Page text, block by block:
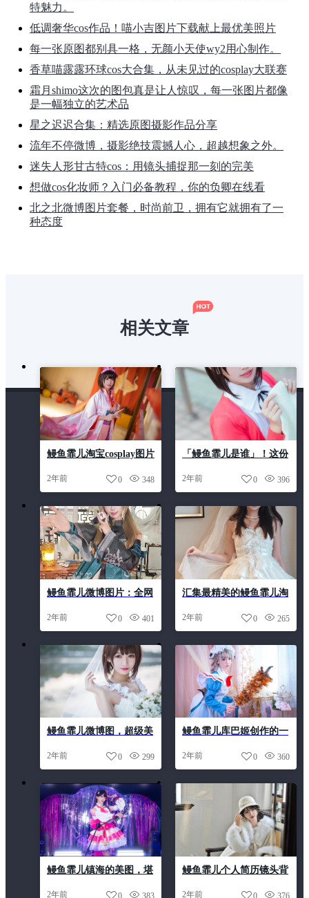
特魅力。
低调奢华cos作品！喵小吉图片下载献上最优美照片
每一张原图都别具一格，无颜小天使wy2用心制作。
香草喵露露环球cos大合集，从未见过的cosplay大联赛
霜月shimo这次的图包真是让人惊叹，每一张图片都像
是一幅独立的艺术品
星之迟迟合集：精选原图摄影作品分享
流年不停微博，摄影绝技震撼人心，超越想象之外。
迷失人形甘古特cos：用镜头捕捉那一刻的完美
想做cos化妆师？入门必备教程，你的负卿在线看
北之北微博图片套餐，时尚前卫，拥有它就拥有了一
种态度
相关文章
鳗鱼霏儿淘宝cosplay图片
2年前 348
0
「鳗鱼霏儿是谁」！这份
爱好者
2年前 396
0
鳗鱼霏儿微博图片：全网
2年前 401
0
汇集最精美的鳗鱼霏儿淘
2年前 265
0
鳗鱼霏儿微博图，超级美
2年前 299
0
鳗鱼霏儿库巴姬创作的一
2年前 360
0
鳗鱼霏儿镇海的美图，堪
2年前 383
0
鳗鱼霏儿个人简历镜头背
2年前 376
0